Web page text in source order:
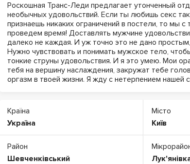
Роскошная Транс-Леди предлагает утонченный
необычных удовольствий. Если ты любишь секс
признаешь никаких ограничений в постели, то мы
проведем время! Доставлять мужчине
далеко не каждая. И уж точно это не дано
Нужно чувствовать и понимать мужское тело,
тонкие струны удовольствия. И я это умею. Мои
тебя на вершину наслаждения, закружат тебе
оргазм в твоей жизни. Я жду с нетерпением нашей
Країна
Україна
Місто
Київ
Район
Шевченківський